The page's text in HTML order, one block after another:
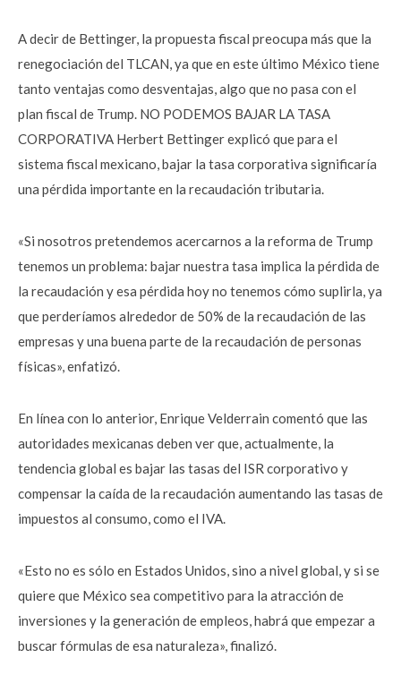
A decir de Bettinger, la propuesta fiscal preocupa más que la
renegociación del TLCAN, ya que en este último México tiene
tanto ventajas como desventajas, algo que no pasa con el
plan fiscal de Trump. NO PODEMOS BAJAR LA TASA
CORPORATIVA Herbert Bettinger explicó que para el
sistema fiscal mexicano, bajar la tasa corporativa significaría
una pérdida importante en la recaudación tributaria.
«Si nosotros pretendemos acercarnos a la reforma de Trump
tenemos un problema: bajar nuestra tasa implica la pérdida de
la recaudación y esa pérdida hoy no tenemos cómo suplirla, ya
que perderíamos alrededor de 50% de la recaudación de las
empresas y una buena parte de la recaudación de personas
físicas», enfatizó.
En línea con lo anterior, Enrique Velderrain comentó que las
autoridades mexicanas deben ver que, actualmente, la
tendencia global es bajar las tasas del ISR corporativo y
compensar la caída de la recaudación aumentando las tasas de
impuestos al consumo, como el IVA.
«Esto no es sólo en Estados Unidos, sino a nivel global, y si se
quiere que México sea competitivo para la atracción de
inversiones y la generación de empleos, habrá que empezar a
buscar fórmulas de esa naturaleza», finalizó.